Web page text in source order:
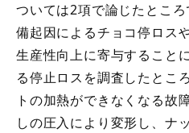
ついては2項で論じたとこ
備起因によるチョコ停ロス
生産性向上に寄与すること
る停止ロスを調査したとこ
トの加熱ができなくなる故
しの圧入により変形し、ナ